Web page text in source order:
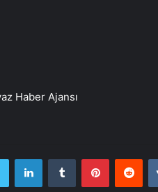
Haber Ajansı
Twitter LinkedInTumblr Pinterest